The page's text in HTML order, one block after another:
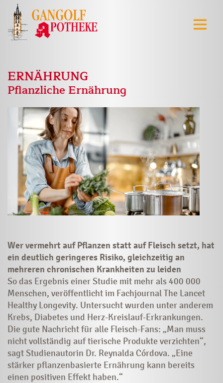
ERNÄHRUNG
Pflanzliche Ernährung
Wer vermehrt auf Pflanzen statt auf Fleisch setzt, hat
ein deutlich geringeres Risiko, gleichzeitig an
mehreren chronischen Krankheiten zu leiden
So das Ergebnis einer Studie mit mehr als 400 000
Menschen, veröffentlicht im Fachjournal The Lancet
Healthy Longevity. Untersucht wurden unter anderem
Krebs, Diabetes und Herz-Kreislauf-Erkrankungen.
Die gute Nachricht für alle Fleisch-Fans: „Man muss
nicht vollständig auf tierische Produkte verzichten“,
sagt Studienautorin Dr. Reynalda Córdova. „Eine
stärker pflanzenbasierte Ernährung kann bereits
einen positiven Effekt haben.“